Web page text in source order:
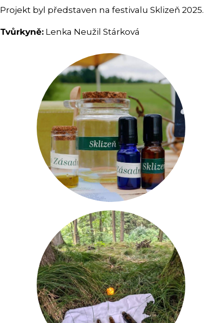
Projekt byl představen na festivalu Sklizeň 2025.
Tvůrkyně: Lenka Neužil Stárková